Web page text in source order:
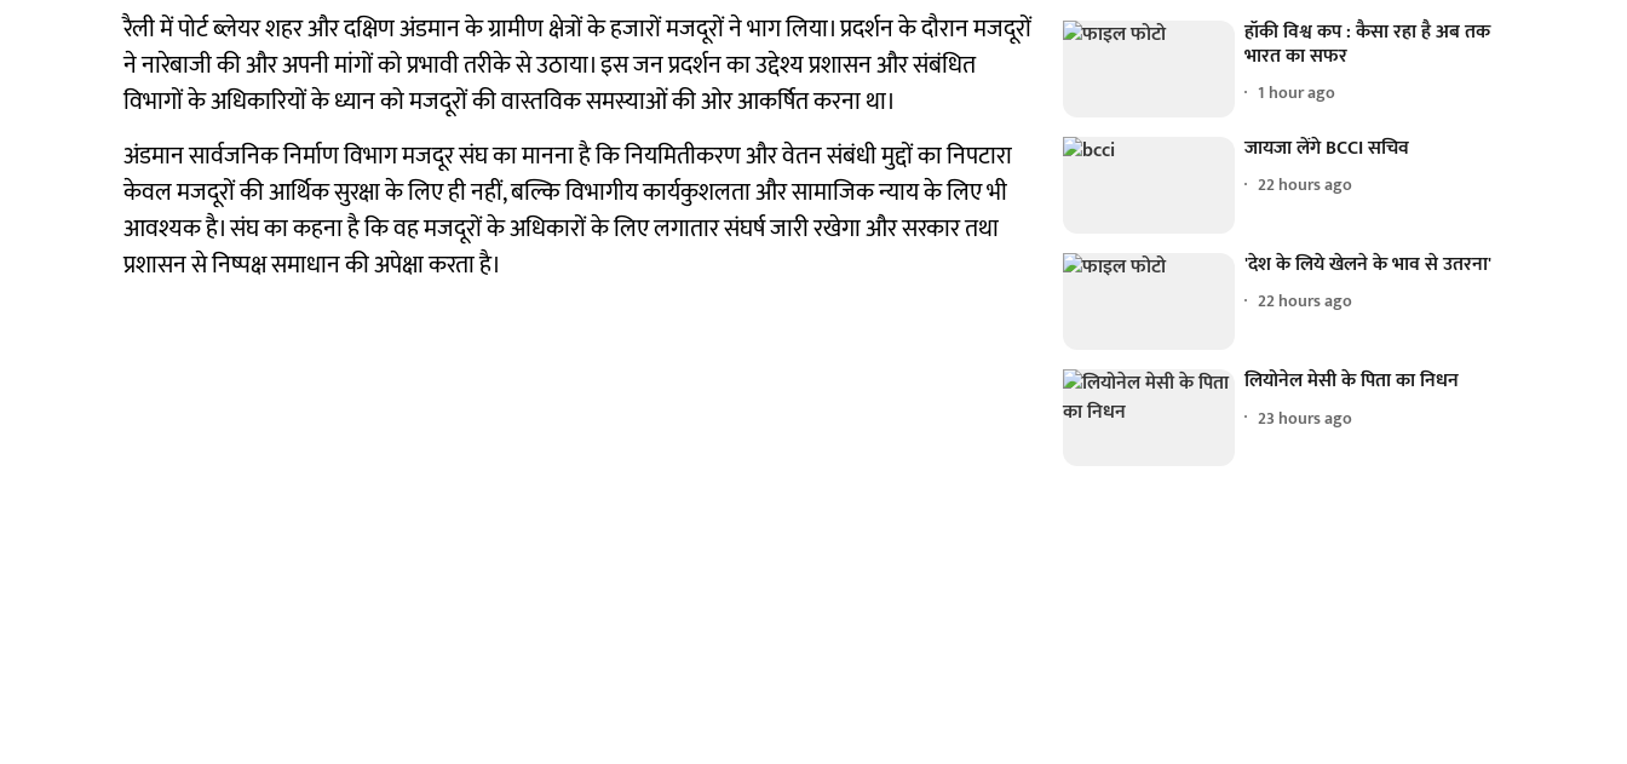
रैली में पोर्ट ब्लेयर शहर और दक्षिण अंडमान के ग्रामीण क्षेत्रों के हजारों मजदूरों ने भाग लिया। प्रदर्शन के दौरान मजदूरों
ने नारेबाजी की और अपनी मांगों को प्रभावी तरीके से उठाया। इस जन प्रदर्शन का उद्देश्य प्रशासन और संबंधित
विभागों के अधिकारियों के ध्यान को मजदूरों की वास्तविक समस्याओं की ओर आकर्षित करना था।
अंडमान सार्वजनिक निर्माण विभाग मजदूर संघ का मानना है कि नियमितीकरण और वेतन संबंधी मुद्दों का निपटारा
केवल मजदूरों की आर्थिक सुरक्षा के लिए ही नहीं, बल्कि विभागीय कार्यकुशलता और सामाजिक न्याय के लिए भी
आवश्यक है। संघ का कहना है कि वह मजदूरों के अधिकारों के लिए लगातार संघर्ष जारी रखेगा और सरकार तथा
प्रशासन से निष्पक्ष समाधान की अपेक्षा करता है।
हॉकी विश्व कप : कैसा रहा है अब तक
भारत का सफर
1 hour ago
जायजा लेंगे BCCI सचिव
22 hours ago
'देश के लिये खेलने के भाव से उतरना'
22 hours ago
लियोनेल मेसी के पिता का निधन
23 hours ago